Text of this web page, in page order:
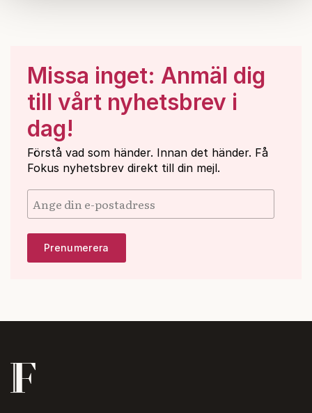
Missa inget: Anmäl dig
till vårt nyhetsbrev i
dag!
Förstå vad som händer. Innan det händer. Få
Fokus nyhetsbrev direkt till din mejl.